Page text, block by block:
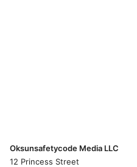
Oksunsafetycode Media LLC
12 Princess Street